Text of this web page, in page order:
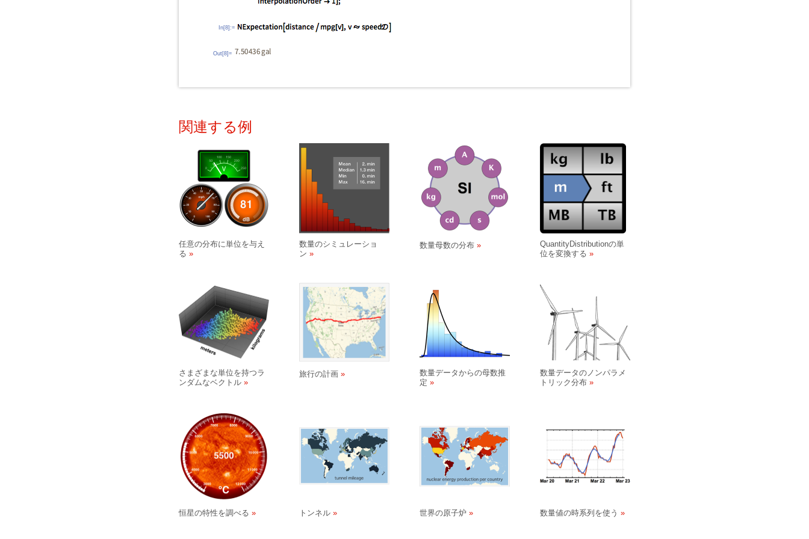
In[8]:=
Out[8]=
関連する例
任意の分布に単位を与え
る
数量のシミュレーショ
ン
数量母数の分布
QuantityDistributionの単
位を変換する
さまざまな単位を持つラ
ンダムなベクトル
旅行の計画
数量データからの母数推
定
数量データのノンパラメ
トリック分布
恒星の特性を調べる トンネル 世界の原子炉 数量値の時系列を使う